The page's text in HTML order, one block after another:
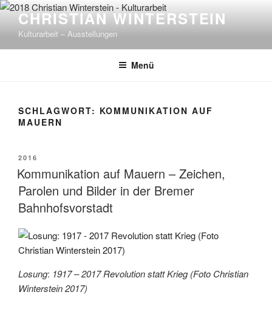
Zum
Inhalt
springen
CHRISTIAN WINTERSTEIN
Kulturarbeit – Ausstellungen
Menü
SCHLAGWORT: KOMMUNIKATION AUF
MAUERN
VERÖFFENTLICHT
AM
2016
Kommunikation auf Mauern – Zeichen,
Parolen und Bilder in der Bremer
Bahnhofsvorstadt
Losung: 1917 – 2017 Revolution statt Krieg (Foto Christian
Winterstein 2017)